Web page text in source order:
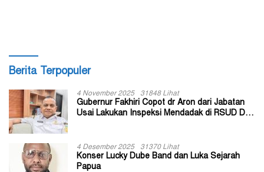
Berita Terpopuler
4 November 2025 31848 Lihat
Gubernur Fakhiri Copot dr Aron dari Jabatan
Usai Lakukan Inspeksi Mendadak di RSUD Dok
4 Desember 2025 31370 Lihat
Konser Lucky Dube Band dan Luka Sejarah
Papua